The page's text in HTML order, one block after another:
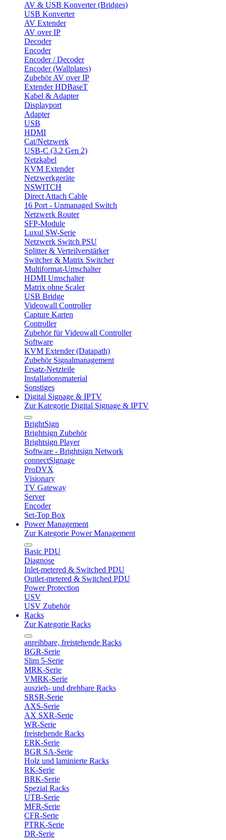
AV & USB Konverter (Bridges)
USB Konverter
AV Extender
AV over IP
Decoder
Encoder
Encoder / Decoder
Encoder (Wallplates)
Zubehör AV over IP
Extender HDBaseT
Kabel & Adapter
Displayport
Adapter
USB
HDMI
Cat/Netzwerk
USB-C (3.2 Gen 2)
Netzkabel
KVM Extender
Netzwerkgeräte
NSWITCH
Direct Attach Cable
16 Port - Unmanaged Switch
Netzwerk Router
SFP-Module
Luxul SW-Serie
Netzwerk Switch PSU
Splitter & Verteilverstärker
Switcher & Matrix Switcher
Multiformat-Umschalter
HDMI Umschalter
Matrix ohne Scaler
USB Bridge
Videowall Controller
Capture Karten
Controller
Zubehör für Videowall Controller
Software
KVM Extender (Datapath)
Zubehör Signalmanagement
Ersatz-Netzteile
Installationsmaterial
Sonstiges
Digital Signage & IPTV
Zur Kategorie Digital Signage & IPTV
BrightSign
Brightsign Zubehör
Brightsign Player
Software - Brightsign Network
connectSignage
ProDVX
Visionary
TV Gateway
Server
Encoder
Set-Top Box
Power Management
Zur Kategorie Power Management
Basic PDU
Diagnose
Inlet-metered & Switched PDU
Outlet-metered & Switched PDU
Power Protection
USV
USV Zubehör
Racks
Zur Kategorie Racks
anreihbare, freistehende Racks
BGR-Serie
Slim 5-Serie
MRK-Serie
VMRK-Serie
auszieh- und drehbare Racks
SRSR-Serie
AXS-Serie
AX SXR-Serie
WR-Serie
freistehende Racks
ERK-Serie
BGR SA-Serie
Holz und laminierte Racks
RK-Serie
BRK-Serie
Spezial Racks
UTB-Serie
MFR-Serie
CFR-Serie
PTRK-Serie
DR-Serie